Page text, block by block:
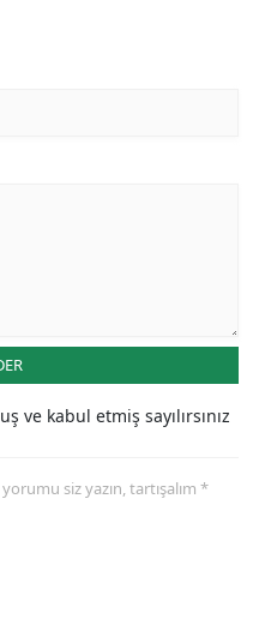
ve kabul etmiş sayılırsınız
siz yazın, tartışalım *